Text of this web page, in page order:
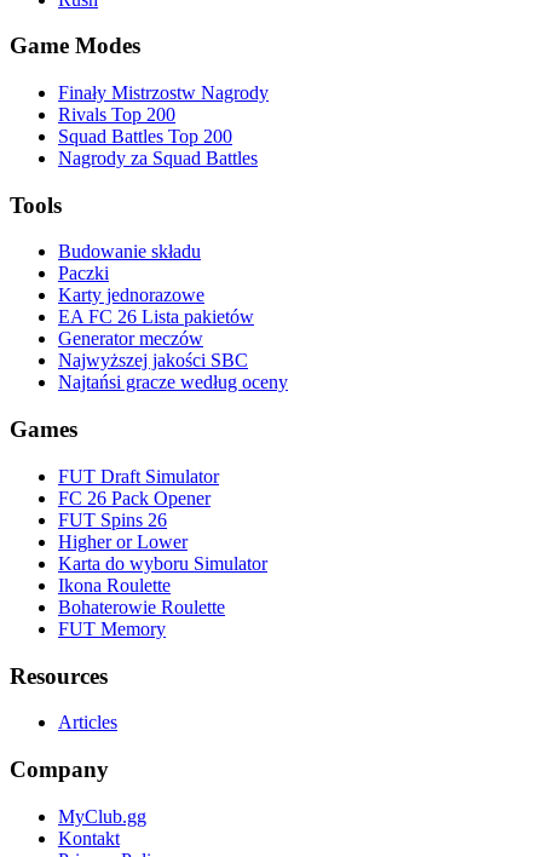
Game Modes
Finały Mistrzostw Nagrody
Rivals Top 200
Squad Battles Top 200
Nagrody za Squad Battles
Tools
Budowanie składu
Paczki
Karty jednorazowe
EA FC 26 Lista pakietów
Generator meczów
Najwyższej jakości SBC
Najtańsi gracze według oceny
Games
FUT Draft Simulator
FC 26 Pack Opener
FUT Spins 26
Higher or Lower
Karta do wyboru Simulator
Ikona Roulette
Bohaterowie Roulette
FUT Memory
Resources
Articles
Company
MyClub.gg
Kontakt